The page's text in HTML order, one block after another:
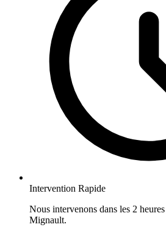
Intervention Rapide
Nous intervenons dans les 2
Mignault.